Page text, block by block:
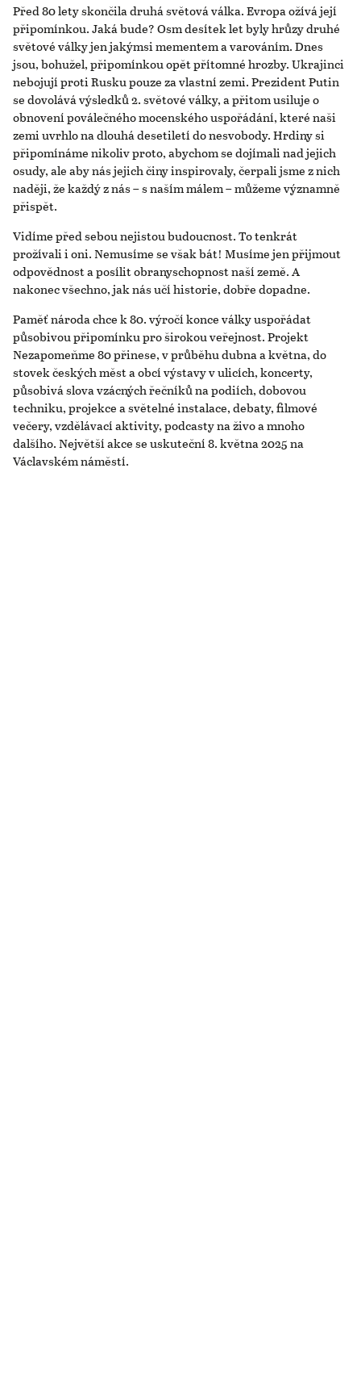
Před 80 lety skončila druhá světová válka. Evropa ožívá její
připomínkou. Jaká bude? Osm desítek let byly hrůzy druhé
světové války jen jakýmsi mementem a varováním. Dnes
jsou, bohužel, připomínkou opět přítomné hrozby. Ukrajinci
nebojují proti Rusku pouze za vlastní zemi. Prezident Putin
se dovolává výsledků 2. světové války, a přitom usiluje o
obnovení poválečného mocenského uspořádání, které naši
zemi uvrhlo na dlouhá desetiletí do nesvobody. Hrdiny si
připomínáme nikoliv proto, abychom se dojímali nad jejich
osudy, ale aby nás jejich činy inspirovaly, čerpali jsme z nich
naději, že každý z nás – s naším málem – můžeme významně
přispět.
Vidíme před sebou nejistou budoucnost. To tenkrát
prožívali i oni. Nemusíme se však bát! Musíme jen přijmout
odpovědnost a posílit obranyschopnost naší země. A
nakonec všechno, jak nás učí historie, dobře dopadne.
Paměť národa chce k 80. výročí konce války uspořádat
působivou připomínku pro širokou veřejnost. Projekt
Nezapomeňme 80 přinese, v průběhu dubna a května, do
stovek českých měst a obcí výstavy v ulicích, koncerty,
působivá slova vzácných řečníků na podiích, dobovou
techniku, projekce a světelné instalace, debaty, filmové
večery, vzdělávací aktivity, podcasty na živo a mnoho
dalšího. Největší akce se uskuteční 8. května 2025 na
Václavském náměstí.